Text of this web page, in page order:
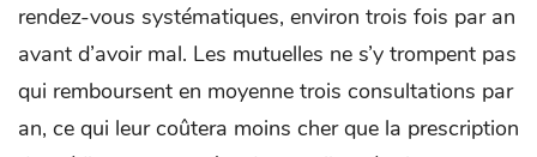
rendez-vous systématiques, environ trois fois par an
avant d’avoir mal. Les mutuelles ne s’y trompent pas
qui remboursent en moyenne trois consultations par
an, ce qui leur coûtera moins cher que la prescription